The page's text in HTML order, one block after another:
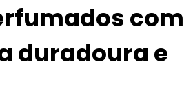
com
duradoura e